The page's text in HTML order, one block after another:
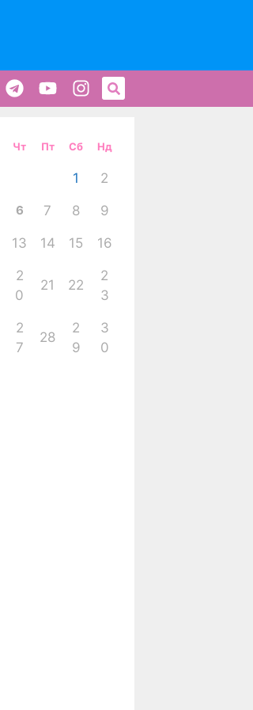
Чт Пт Сб Нд
1 2
6 7 8 9
13 14 15 16
2
0
21 22
2
3
2
7
28
2
9
3
0